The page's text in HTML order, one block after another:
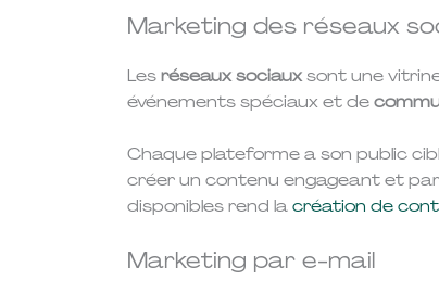
Marketing des réseaux
Les réseaux sociauxsont une
événements spéciaux et de
Chaque plateforme a son public
créer un contenu engageant et
disponibles rend la création de
Marketing par e-mail